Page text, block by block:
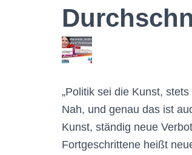
„Politik sei die Kunst,
Nah, und genau das ist
Kunst, ständig neue
Fortgeschrittene heißt